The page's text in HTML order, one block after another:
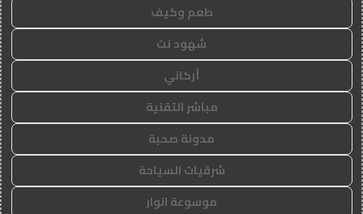
طعم وكيف
شهود نت
أركاني
مباشر التقنية
مدونة صحبة
شرقيات السياحة
موسوعة انوار